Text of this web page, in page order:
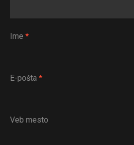
Ime *
E-pošta *
Veb mesto